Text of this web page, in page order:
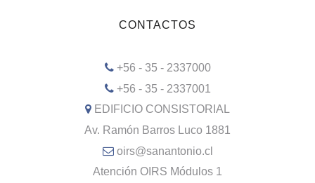
CONTACTOS
+56 - 35 - 2337000
+56 - 35 - 2337001
EDIFICIO CONSISTORIAL
Av. Ramón Barros Luco 1881
oirs@sanantonio.cl
Atención OIRS Módulos 1